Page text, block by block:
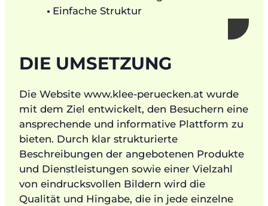
Einfache Struktur
DIE UMSETZUNG
Die Website www.klee-peruecken.at wurde
mit dem Ziel entwickelt, den Besuchern eine
ansprechende und informative Plattform zu
bieten. Durch klar strukturierte
Beschreibungen der angebotenen Produkte
und Dienstleistungen sowie einer Vielzahl
von eindrucksvollen Bildern wird die
Qualität und Hingabe, die in jede einzelne